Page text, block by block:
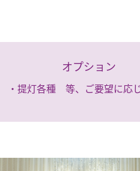
オプション
提灯各種 等、ご要望に応じ